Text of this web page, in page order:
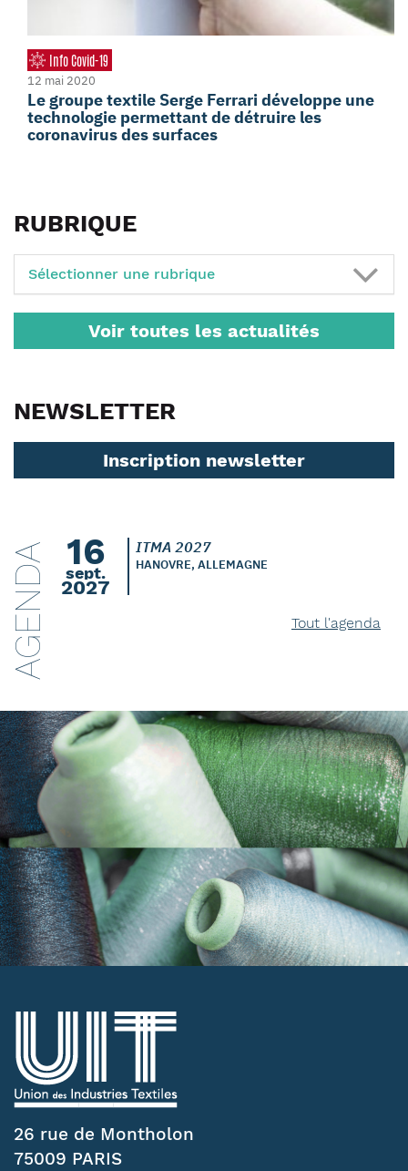
Info Covid-19
12 mai 2020
Le groupe textile Serge Ferrari développe une
technologie permettant de détruire les
coronavirus des surfaces
RUBRIQUE
Sélectionner une rubrique
Voir toutes les actualités
NEWSLETTER
Inscription newsletter
AGENDA 16
sept.
2027
ITMA 2027
HANOVRE, ALLEMAGNE
Tout l'agenda
26 rue de Montholon
75009 PARIS